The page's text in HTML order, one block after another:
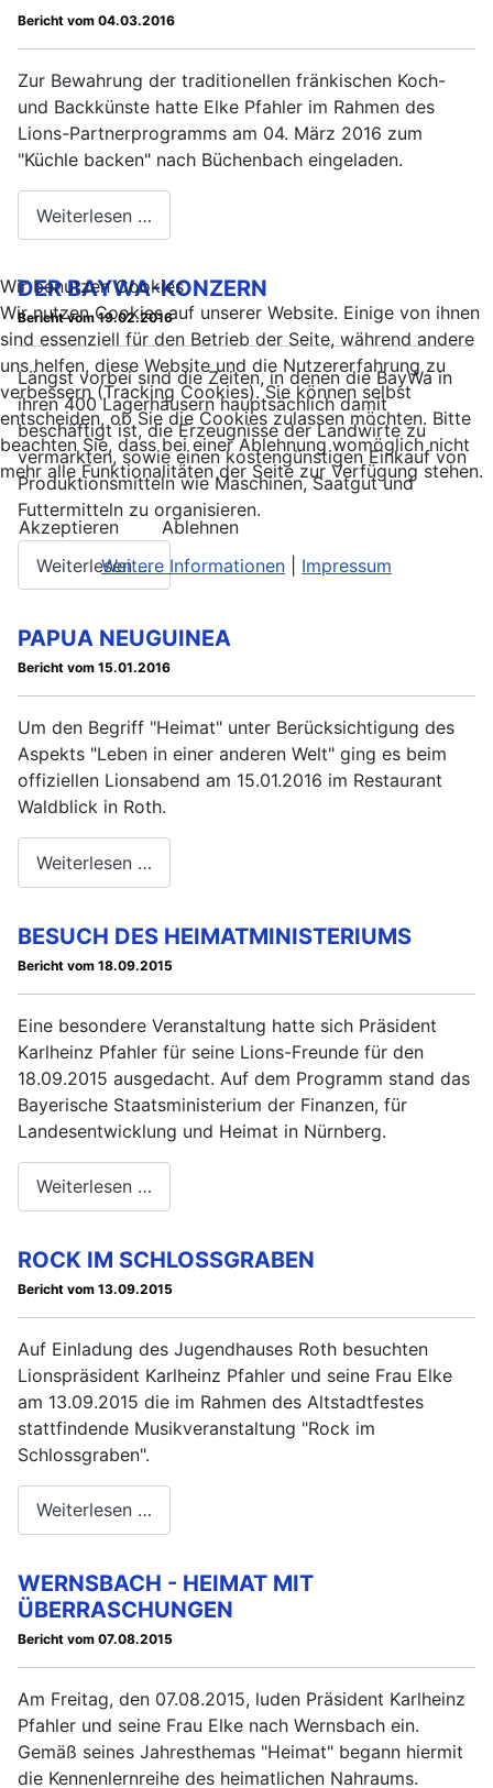
Bericht vom 04.03.2016
Zur Bewahrung der traditionellen fränkischen Koch-
und Backkünste hatte Elke Pfahler im Rahmen des
Lions-Partnerprogramms am 04. März 2016 zum
"Küchle backen" nach Büchenbach eingeladen.
Weiterlesen …
DER BAYWA-KONZERN
Bericht vom 19.02.2016
Längst vorbei sind die Zeiten, in denen die BayWa in
ihren 400 Lagerhäusern hauptsächlich damit
beschäftigt ist, die Erzeugnisse der Landwirte zu
vermarkten, sowie einen kostengünstigen Einkauf von
Produktionsmitteln wie Maschinen, Saatgut und
Futtermitteln zu organisieren.
Weiterlesen …
PAPUA NEUGUINEA
Bericht vom 15.01.2016
Um den Begriff "Heimat" unter Berücksichtigung des
Aspekts "Leben in einer anderen Welt" ging es beim
offiziellen Lionsabend am 15.01.2016 im Restaurant
Waldblick in Roth.
Weiterlesen …
BESUCH DES HEIMATMINISTERIUMS
Bericht vom 18.09.2015
Eine besondere Veranstaltung hatte sich Präsident
Karlheinz Pfahler für seine Lions-Freunde für den
18.09.2015 ausgedacht. Auf dem Programm stand das
Bayerische Staatsministerium der Finanzen, für
Landesentwicklung und Heimat in Nürnberg.
Weiterlesen …
ROCK IM SCHLOSSGRABEN
Bericht vom 13.09.2015
Auf Einladung des Jugendhauses Roth besuchten
Lionspräsident Karlheinz Pfahler und seine Frau Elke
am 13.09.2015 die im Rahmen des Altstadtfestes
stattfindende Musikveranstaltung "Rock im
Schlossgraben".
Weiterlesen …
WERNSBACH - HEIMAT MIT
ÜBERRASCHUNGEN
Bericht vom 07.08.2015
Am Freitag, den 07.08.2015, luden Präsident Karlheinz
Pfahler und seine Frau Elke nach Wernsbach ein.
Gemäß seines Jahresthemas "Heimat" begann hiermit
die Kennenlernreihe des heimatlichen Nahraums.
Wir benutzen Cookies
Wir nutzen Cookies auf unserer Website. Einige von ihnen
sind essenziell für den Betrieb der Seite, während andere
uns helfen, diese Website und die Nutzererfahrung zu
verbessern (Tracking Cookies). Sie können selbst
entscheiden, ob Sie die Cookies zulassen möchten. Bitte
beachten Sie, dass bei einer Ablehnung womöglich nicht
mehr alle Funktionalitäten der Seite zur Verfügung stehen.
Akzeptieren
Ablehnen
Weitere Informationen
Impressum